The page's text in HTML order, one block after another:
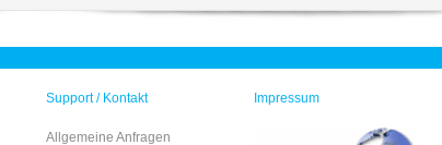
Support / Kontakt
Allgemeine Anfragen
Impressum